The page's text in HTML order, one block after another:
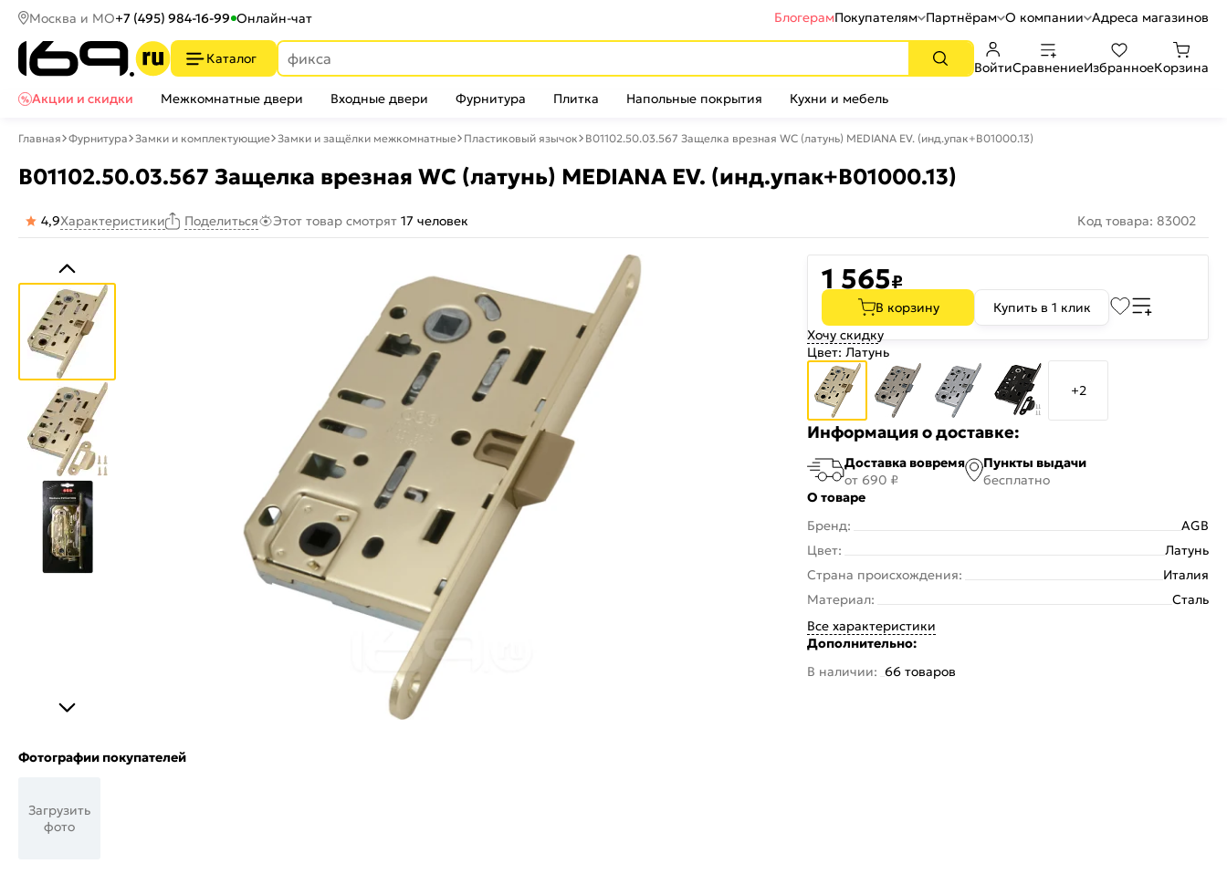
Москва и МО+7 (495) 984-16-99 Онлайн-чат БлогерамПокупателям Партнёрам О компании Адреса магазинов
Каталог
ВойтиСравнениеИзбранноеКорзина
Акции и скидки
Межкомнатные двери Входные двери Фурнитура Плитка Напольные покрытия Кухни и мебель
Главная Фурнитура Замки и комплектующие Замки и защёлки межкомнатные Пластиковый язычок B01102.50.03.567 Защелка врезная WC (латунь) MEDIANA EV. (инд.упак+B01000.13)
B01102.50.03.567 Защелка врезная WC (латунь) MEDIANA EV. (инд.упак+B01000.13)
4,9Характеристики Поделиться Этот товар смотрят 17 человек Код товара: 83002
Фотографии покупателей
Загрузить
фото
1 565₽
В корзину
Купить в 1 клик
Хочу скидку
Цвет: Латунь
+2
Информация о доставке:
Доставка вовремя
от 690 ₽
Пункты выдачи
бесплатно
О товаре
Бренд:
AGB
Цвет:
Латунь
Страна происхождения:
Италия
Материал:
Сталь
Все характеристики
Дополнительно:
В наличии: 66 товаров